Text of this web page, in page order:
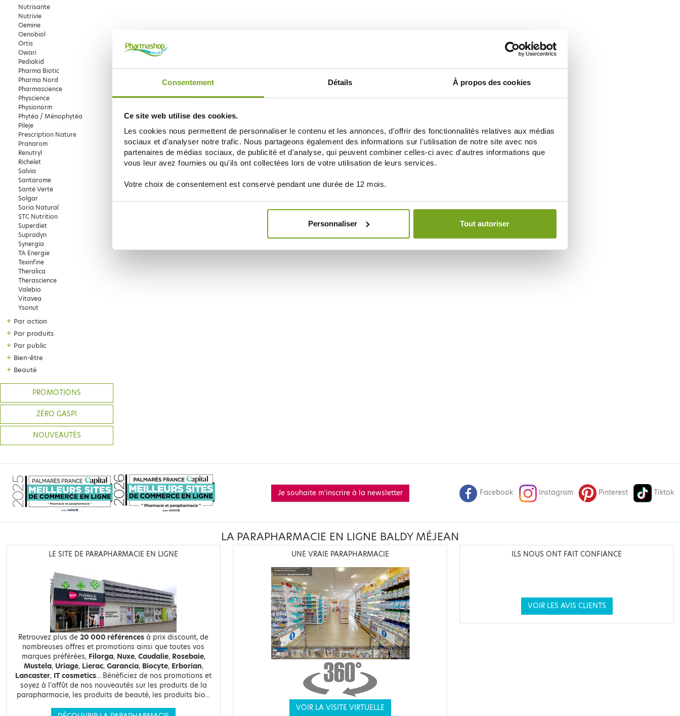
Consentement Détails À propos des cookies
Ce site web utilise des cookies.
Les cookies nous permettent de personnaliser le contenu et les annonces, d'offrir des fonctionnalités relatives aux médias
sociaux et d'analyser notre trafic. Nous partageons également des informations sur l'utilisation de notre site avec nos
partenaires de médias sociaux, de publicité et d'analyse, qui peuvent combiner celles-ci avec d'autres informations que
vous leur avez fournies ou qu'ils ont collectées lors de votre utilisation de leurs services.
Votre choix de consentement est conservé pendant une durée de 12 mois.
Personnaliser Tout autoriser
Nutrisante
Nutrivie
Oemine
Oenobiol
Ortis
Owari
Pediakid
Pharma Biotic
Pharma Nord
Pharmascience
Physcience
Physionorm
Phytéa / Ménophytéa
Pileje
Prescription Nature
Pranarom
Renutryl
Richelet
Salvia
Santarome
Santé Verte
Solgar
Soria Natural
STC Nutrition
Superdiet
Supradyn
Synergia
TA Energie
Texinfine
Theralica
Therascience
Valebio
Vitavea
Ysonut
+ Par action
+ Par produits
+ Par public
+ Bien-être
+ Beauté
PROMOTIONS
ZÉRO GASPI
NOUVEAUTÉS
Je souhaite m'inscrire à la newsletter Facebook Instagram Pinterest Tiktok
LA PARAPHARMACIE EN LIGNE BALDY MÉJEAN
LE SITE DE PARAPHARMACIE EN LIGNE
Retrouvez plus de 20 000 références à prix discount, de
nombreuses offres et promotions ainsi que toutes vos
marques préférées, Filorga, Nuxe, Caudalie, Rosebaie,
Mustela, Uriage, Lierac, Garancia, Biocyte, Erborian,
Lancaster, IT cosmetics... Bénéficiez de nos promotions et
soyez à l'affût de nos nouveautés sur les produits de la
parapharmacie, les produits de beauté, les produits bio...
UNE VRAIE PARAPHARMACIE
VOIR LA VISITE VIRTUELLE
ILS NOUS ONT FAIT CONFIANCE
VOIR LES AVIS CLIENTS